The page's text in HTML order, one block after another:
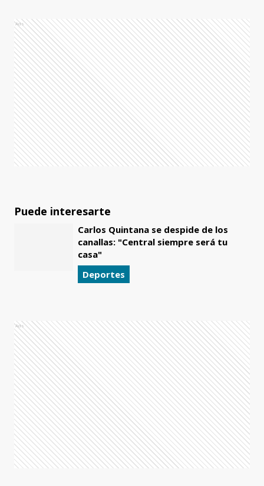
Ads
Puede interesarte
Carlos Quintana se despide de los
canallas: "Central siempre será tu
casa"
Deportes
Ads